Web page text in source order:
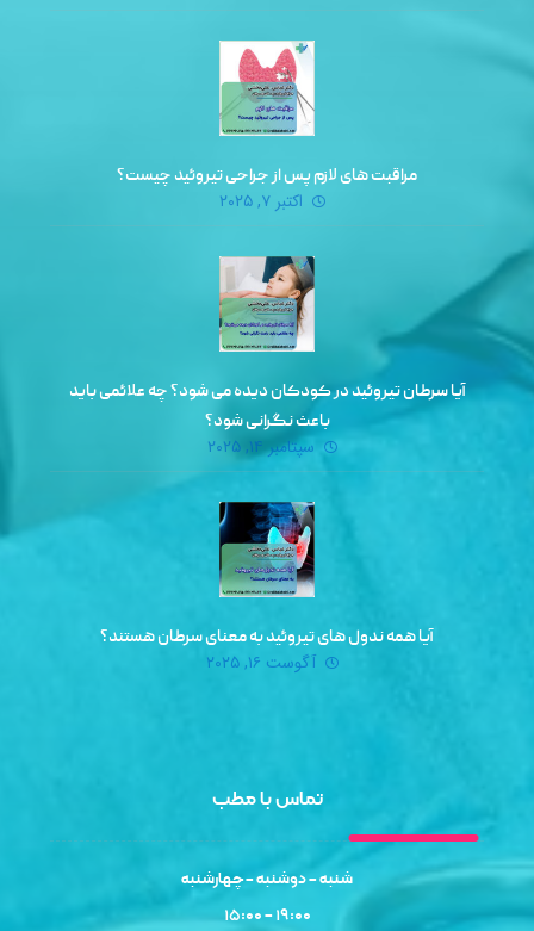
مراقبت‌ های لازم پس از جراحی تیروئید چیست؟
اکتبر ۷, ۲۰۲۵
آیا سرطان تیروئید در کودکان دیده می‌ شود؟ چه علائمی باید
باعث نگرانی شود؟
سپتامبر ۱۴, ۲۰۲۵
آیا همه ندول‌ های تیروئید به معنای سرطان هستند؟
آگوست ۱۶, ۲۰۲۵
تماس با مطب
شنبه - دوشنبه - چهارشنبه
۱۹:۰۰ - ۱۵:۰۰